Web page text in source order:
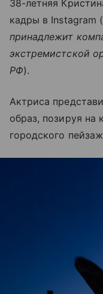
38-летняя
кадры в Instagram (
принадлежит
экстремистской
РФ).
Актриса
образ, позируя на
городского